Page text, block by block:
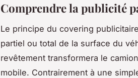
Comprendre la publicité
Le principe du covering
partiel ou total de la surface du
revêtement transformera le
mobile. Contrairement à une